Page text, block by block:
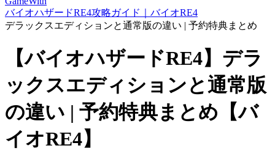
バイオハザードRE4攻略ガイド｜バイオRE4
デラックスエディションと通常版の違い | 予約特典まとめ
【バイオハザードRE4】デラ
ックスエディションと通常版
の違い | 予約特典まとめ【バ
イオRE4】